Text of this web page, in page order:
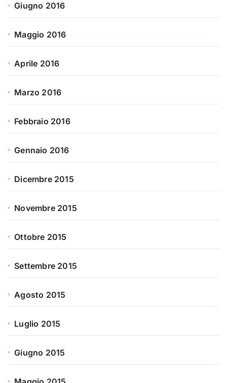
Giugno 2016
Maggio 2016
Aprile 2016
Marzo 2016
Febbraio 2016
Gennaio 2016
Dicembre 2015
Novembre 2015
Ottobre 2015
Settembre 2015
Agosto 2015
Luglio 2015
Giugno 2015